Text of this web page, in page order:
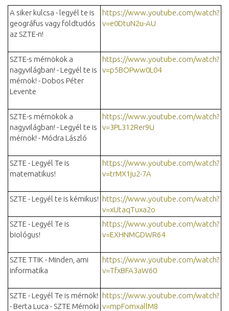
A siker kulcsa - legyél te is
geográfus vagy földtudós
az SZTE-n!
https://www.youtube.com/watch?
v=e0DtuN2u-AU
SZTE-s mérnökök a
nagyvilágban! - Legyél te is
mérnök! - Dobos Péter
Levente
https://www.youtube.com/watch?
v=p5BOPww0L04
SZTE-s mérnökök a
nagyvilágban! - Legyél te is
mérnök! - Módra László
https://www.youtube.com/watch?
v=3PL312Rer9U
SZTE - Legyél Te is
matematikus!
https://www.youtube.com/watch?
v=trMX1ju2-7A
SZTE - Legyél te is kémikus! https://www.youtube.com/watch?
v=xUtaqTuxa2o
SZTE - Legyél Te is
biológus!
https://www.youtube.com/watch?
v=EXHNMGDWR64
SZTE TTIK - Minden, ami
informatika
https://www.youtube.com/watch?
v=TfxBFA3aW60
SZTE - Legyél Te is mérnök!
- Berta Luca - SZTE Mérnöki
https://www.youtube.com/watch?
v=mpFomxallM8